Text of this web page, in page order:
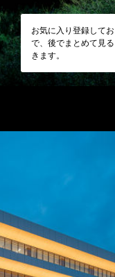
お気に入り登録して
で、後でまとめて見
きます。